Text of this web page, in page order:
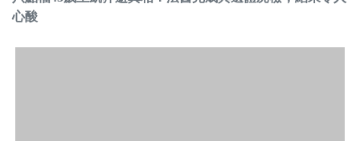
心酸